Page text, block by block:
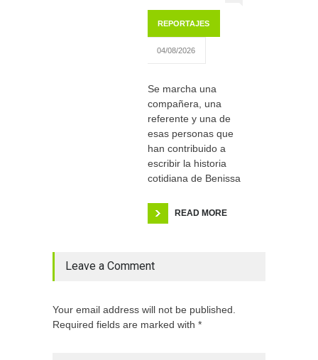
REPORTAJES
04/08/2026
Se marcha una
compañera, una
referente y una de
esas personas que
han contribuido a
escribir la historia
cotidiana de Benissa
READ MORE
Leave a Comment
Your email address will not be published.
Required fields are marked with *